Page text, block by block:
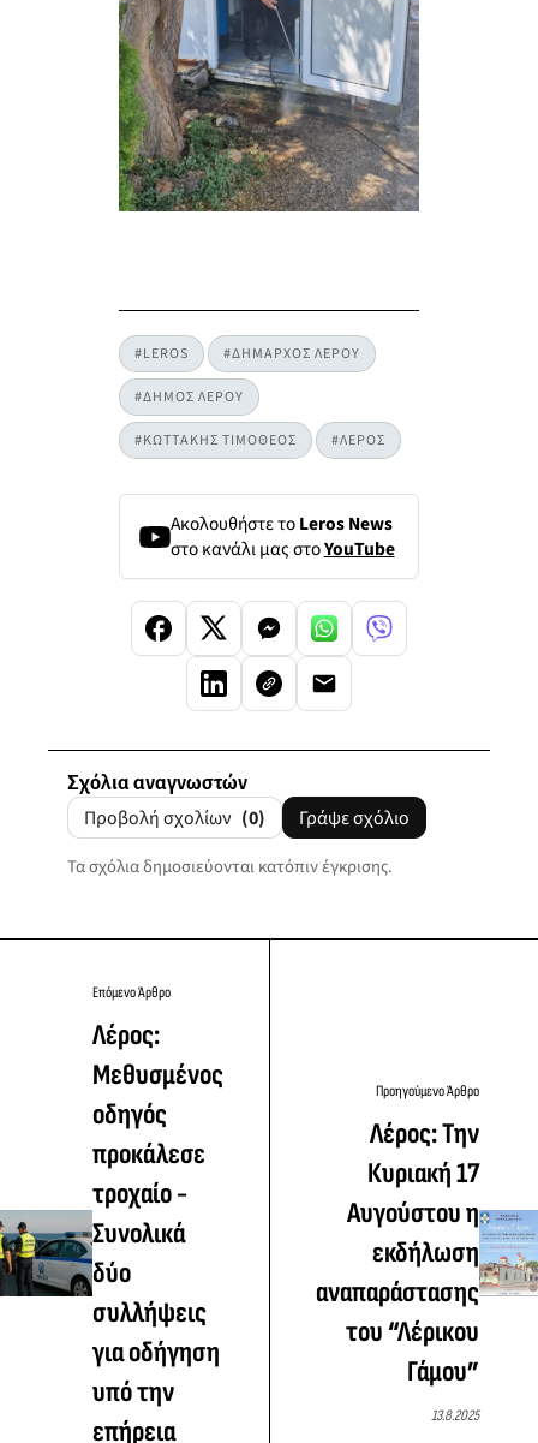
#LEROS #ΔΗΜΑΡΧΟΣ ΛΕΡΟΥ
#ΔΗΜΟΣ ΛΕΡΟΥ
#ΚΩΤΤΑΚΗΣ ΤΙΜΟΘΕΟΣ #ΛΕΡΟΣ
Ακολουθήστε τοLeros News
στο κανάλι μας στοYouTube
Σχόλια αναγνωστών
Προβολή σχολίων (0) Γράψε σχόλιο
Τα σχόλια δημοσιεύονται κατόπιν έγκρισης.
Επόμενο Άρθρο
Λέρος:
Μεθυσμένος
οδηγός
προκάλεσε
τροχαίο -
Συνολικά
δύο
συλλήψεις
για οδήγηση
υπό την
επήρεια
Προηγούμενο Άρθρο
Λέρος: Την
Κυριακή 17
Αυγούστου η
εκδήλωση
αναπαράστασης
του “Λέρικου
Γάμου”
13.8.2025